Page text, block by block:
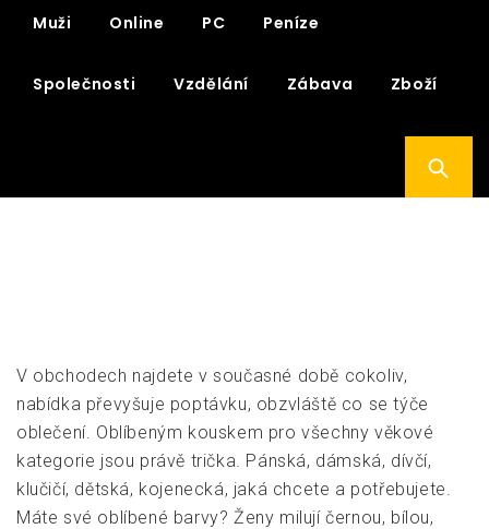
Muži Online PC Peníze
Společnosti Vzdělání Zábava Zboží
V obchodech najdete v současné době cokoliv,
nabídka převyšuje poptávku, obzvláště co se týče
oblečení. Oblíbeným kouskem pro všechny věkové
kategorie jsou právě trička. Pánská, dámská, dívčí,
klučičí, dětská, kojenecká, jaká chcete a potřebujete.
Máte své oblíbené barvy? Ženy milují černou, bílou,